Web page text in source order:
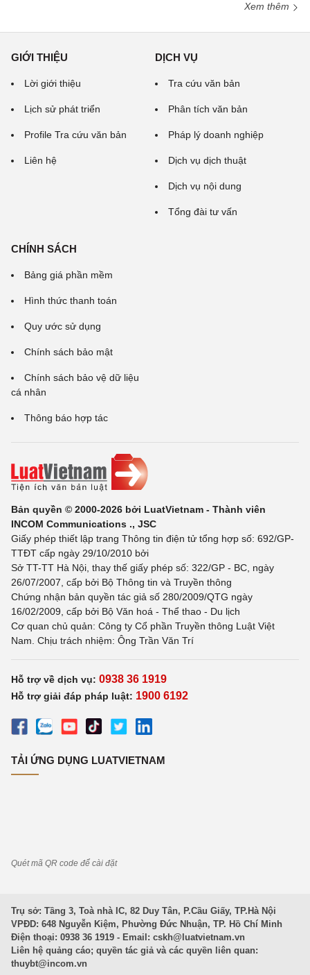
Xem thêm
GIỚI THIỆU
Lời giới thiệu
Lịch sử phát triển
Profile Tra cứu văn bản
Liên hệ
DỊCH VỤ
Tra cứu văn bản
Phân tích văn bản
Pháp lý doanh nghiệp
Dịch vụ dịch thuật
Dịch vụ nội dung
Tổng đài tư vấn
CHÍNH SÁCH
Bảng giá phần mềm
Hình thức thanh toán
Quy ước sử dụng
Chính sách bảo mật
Chính sách bảo vệ dữ liệu
cá nhân
Thông báo hợp tác
Bản quyền © 2000-2026 bởi LuatVietnam - Thành viên
INCOM Communications ., JSC
Giấy phép thiết lập trang Thông tin điện tử tổng hợp số: 692/GP-
TTĐT cấp ngày 29/10/2010 bởi
Sở TT-TT Hà Nội, thay thế giấy phép số: 322/GP - BC, ngày
26/07/2007, cấp bởi Bộ Thông tin và Truyền thông
Chứng nhận bản quyền tác giả số 280/2009/QTG ngày
16/02/2009, cấp bởi Bộ Văn hoá - Thể thao - Du lịch
Cơ quan chủ quản: Công ty Cổ phần Truyền thông Luật Việt
Nam. Chịu trách nhiệm: Ông Trần Văn Trí
Hỗ trợ về dịch vụ: 0938 36 1919
Hỗ trợ giải đáp pháp luật: 1900 6192
TẢI ỨNG DỤNG LUATVIETNAM
Quét mã QR code để cài đặt
Trụ sở: Tầng 3, Toà nhà IC, 82 Duy Tân, P.Cầu Giấy, TP.Hà Nội
VPĐD: 648 Nguyễn Kiệm, Phường Đức Nhuận, TP. Hồ Chí Minh
Điện thoại: 0938 36 1919 - Email: cskh@luatvietnam.vn
Liên hệ quảng cáo; quyền tác giả và các quyền liên quan:
thuybt@incom.vn